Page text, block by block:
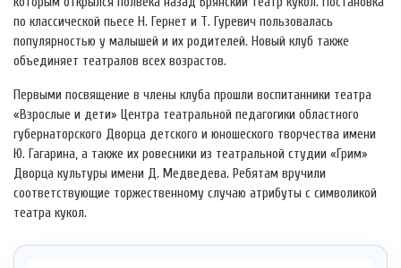
по классической пьесе Н. Гернет и Т. Гуревич пользовалась
популярностью у малышей и их родителей. Новый клуб также
объединяет театралов всех возрастов.
Первыми посвящение в члены клуба прошли воспитанники театра
«Взрослые и дети» Центра театральной педагогики областного
губернаторского Дворца детского и юношеского творчества имени
Ю. Гагарина, а также их ровесники из театральной студии «Грим»
Дворца культуры имени Д. Медведева. Ребятам вручили
соответствующие торжественному случаю атрибуты с символикой
театра кукол.